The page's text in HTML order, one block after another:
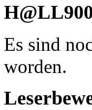
Es sind
worden.